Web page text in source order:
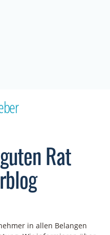
Rat
in allen Belangen